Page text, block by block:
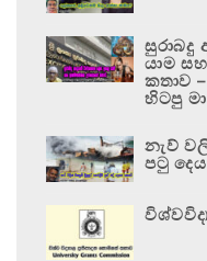
සුරාබදු
යාම
කතාව
හිටපු
නැව්
පටු